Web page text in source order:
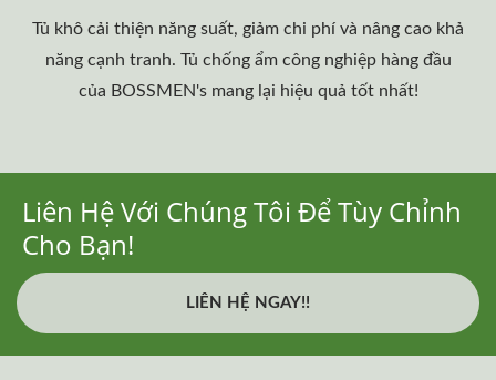
Tủ khô cải thiện năng suất, giảm chi phí và nâng cao khả
năng cạnh tranh. Tủ chống ẩm công nghiệp hàng đầu
của BOSSMEN's mang lại hiệu quả tốt nhất!
Liên Hệ Với Chúng Tôi Để Tùy Chỉnh
Cho Bạn!
LIÊN HỆ NGAY!!